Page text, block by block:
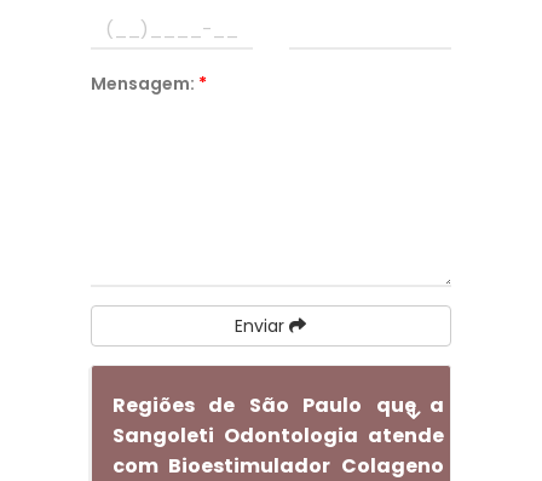
Mensagem: *
Enviar
Regiões de São Paulo que a
Sangoleti Odontologia atende
com Bioestimulador Colageno